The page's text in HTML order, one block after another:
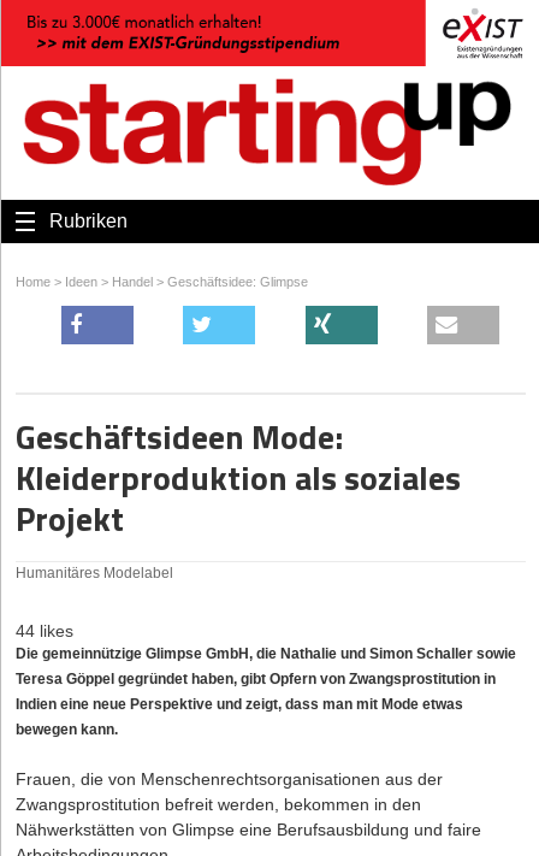
Rubriken
Home > Ideen > Handel > Geschäftsidee: Glimpse
Geschäftsideen Mode:
Kleiderproduktion als soziales
Projekt
Humanitäres Modelabel
44 likes
Die gemeinnützige Glimpse GmbH, die Nathalie und Simon Schaller sowie
Teresa Göppel gegründet haben, gibt Opfern von Zwangsprostitution in
Indien eine neue Perspektive und zeigt, dass man mit Mode etwas
bewegen kann.
Frauen, die von Menschenrechtsorganisationen aus der
Zwangsprostitution befreit werden, bekommen in den
Nähwerkstätten von Glimpse eine Berufsausbildung und faire